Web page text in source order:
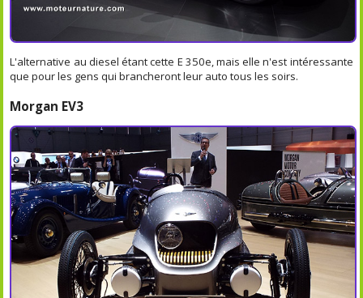
L'alternative au diesel étant cette E 350e, mais elle n'est intéressante
que pour les gens qui brancheront leur auto tous les soirs.
Morgan EV3